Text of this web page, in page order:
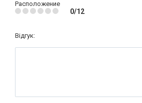
Расположение
0/12
Відгук: